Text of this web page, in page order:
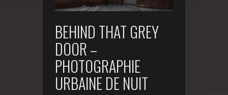
BEHIND THAT GREY
DOOR –
PHOTOGRAPHIE
URBAINE DE NUIT